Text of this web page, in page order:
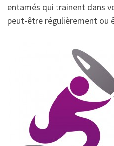
entamés qui trainent dans
peut-être régulièrement ou